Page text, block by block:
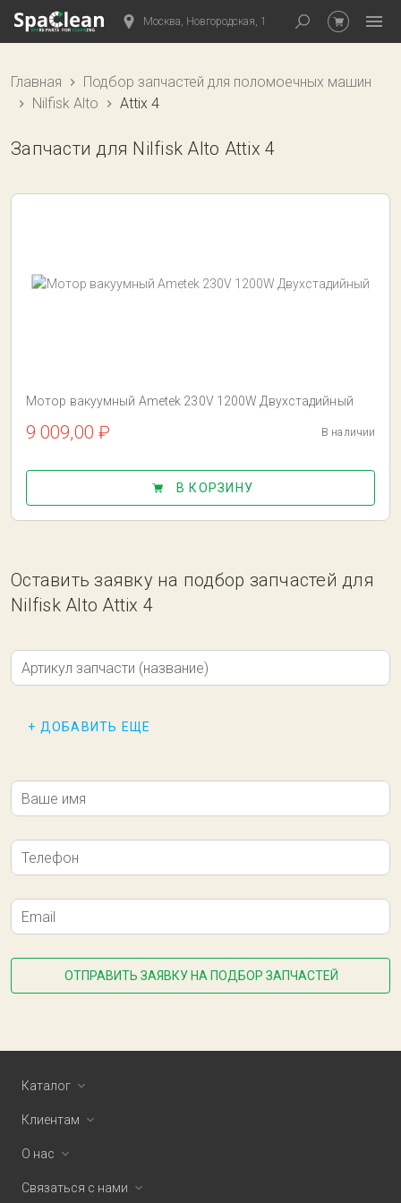
Москва, Новгородская, 1
Главная
Подбор запчастей для поломоечных машин
Nilfisk Alto
Attix 4
Запчасти для Nilfisk Alto Attix 4
Мотор вакуумный Ametek 230V 1200W Двухстадийный
9 009,00 ₽ В наличии
В КОРЗИНУ
Оставить заявку на подбор запчастей для
Nilfisk Alto Attix 4
Артикул запчасти (название)
+ ДОБАВИТЬ ЕЩЕ
Ваше имя
Телефон
Email
ОТПРАВИТЬ ЗАЯВКУ НА ПОДБОР ЗАПЧАСТЕЙ
Каталог
Клиентам
О нас
Связаться с нами